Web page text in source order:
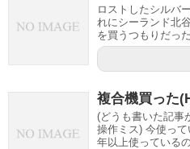
ロストしたシルバ
れにシーランド北
を買うつもりだっ
複合機買った
(どうも書いた記事
操作ミス) 今使っ
年以上使っている